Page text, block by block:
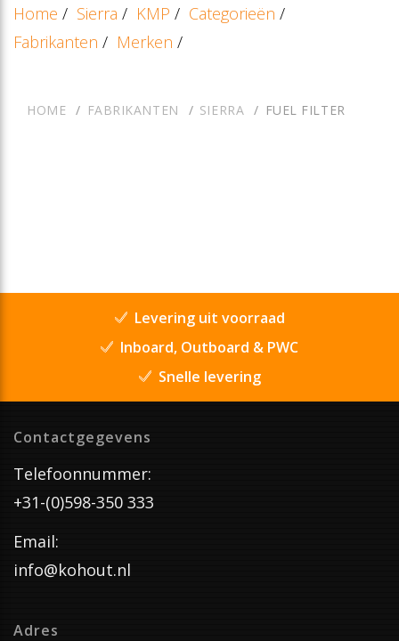
Home / Sierra / KMP / Categorieën /
Fabrikanten / Merken /
HOME FABRIKANTEN SIERRA FUEL FILTER
Levering uit voorraad
Inboard, Outboard & PWC
Snelle levering
Contactgegevens
Telefoonnummer:
+31-(0)598-350 333
Email:
info@kohout.nl
Adres